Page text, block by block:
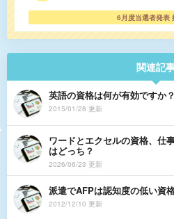
6月度当選者発表
関連記
英語の資格は何が有効ですか？
2015/01/28 更新
ワードとエクセルの資格、仕
はどっち？
2026/06/23 更新
派遣でAFPは認知度の低い資
2012/12/10 更新